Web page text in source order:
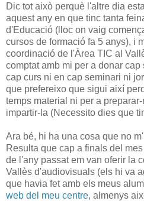
Dic tot això perquè l'altre dia
aquest any en que tinc tanta
d'Educació (lloc on vaig
cursos de formació fa 5 anys), i
coordinació de l'Àrea TIC al
comptat amb mi per a donar
cap curs ni en cap seminari ni
que prefereixo que sigui així
temps material ni per a
impartir-la (Necessito dies que
Ara bé, hi ha una cosa que no
Resulta que cap a finals del
de l'any passat em van oferir la
Vallès d'audiovisuals (els hi va
que havia fet amb els meus
web del meu centre, almenys